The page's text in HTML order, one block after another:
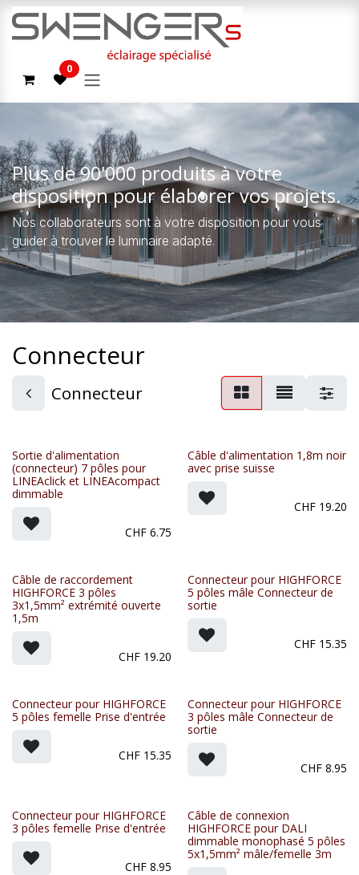
Se rendre au contenu
0
Plus de 90'000 produits à votre
disposition pour élaborer vos projets.
Nos collaborateurs sont à votre disposition pour vous
guider à trouver le luminaire adapté.
Connecteur
Connecteur
Sortie d'alimentation
(connecteur) 7 pôles pour
LINEAclick et LINEAcompact
dimmable
CHF 6.75
Câble d'alimentation 1,8m noir
avec prise suisse
CHF 19.20
Câble de raccordement
HIGHFORCE 3 pôles
3x1,5mm² extrémité ouverte
1,5m
CHF 19.20
Connecteur pour HIGHFORCE
5 pôles mâle Connecteur de
sortie
CHF 15.35
Connecteur pour HIGHFORCE
5 pôles femelle Prise d'entrée
CHF 15.35
Connecteur pour HIGHFORCE
3 pôles mâle Connecteur de
sortie
CHF 8.95
Connecteur pour HIGHFORCE
3 pôles femelle Prise d'entrée
CHF 8.95
Câble de connexion
HIGHFORCE pour DALI
dimmable monophasé 5 pôles
5x1,5mm² mâle/femelle 3m